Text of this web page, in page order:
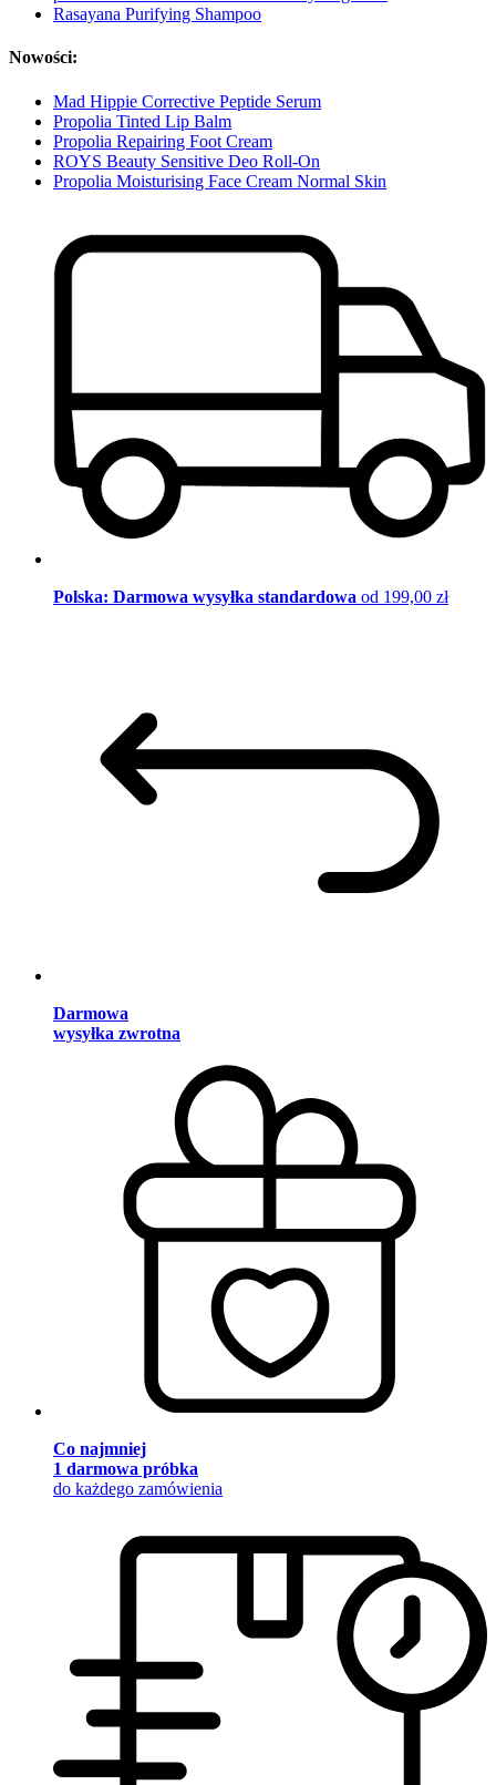
Rasayana Purifying Shampoo
Nowości:
Mad Hippie Corrective Peptide Serum
Propolia Tinted Lip Balm
Propolia Repairing Foot Cream
ROYS Beauty Sensitive Deo Roll-On
Propolia Moisturising Face Cream Normal Skin
Polska: Darmowa wysyłka standardowa od 199,00 zł
Darmowa
wysyłka zwrotna
Co najmniej
1 darmowa próbka
do każdego zamówienia